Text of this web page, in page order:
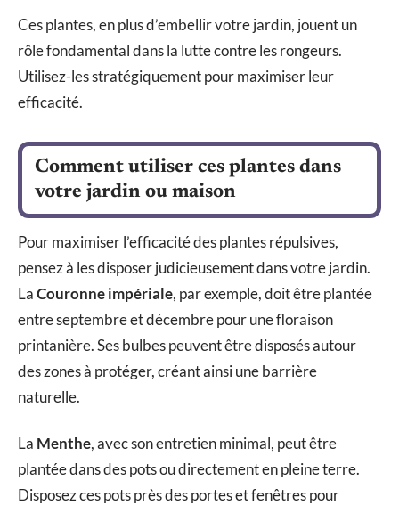
Ces plantes, en plus d’embellir votre jardin, jouent un
rôle fondamental dans la lutte contre les rongeurs.
Utilisez-les stratégiquement pour maximiser leur
efficacité.
Comment utiliser ces plantes dans
votre jardin ou maison
Pour maximiser l’efficacité des plantes répulsives,
pensez à les disposer judicieusement dans votre jardin.
LaCouronne impériale, par exemple, doit être plantée
entre septembre et décembre pour une floraison
printanière. Ses bulbes peuvent être disposés autour
des zones à protéger, créant ainsi une barrière
naturelle.
La Menthe, avec son entretien minimal, peut être
plantée dans des pots ou directement en pleine terre.
Disposez ces pots près des portes et fenêtres pour